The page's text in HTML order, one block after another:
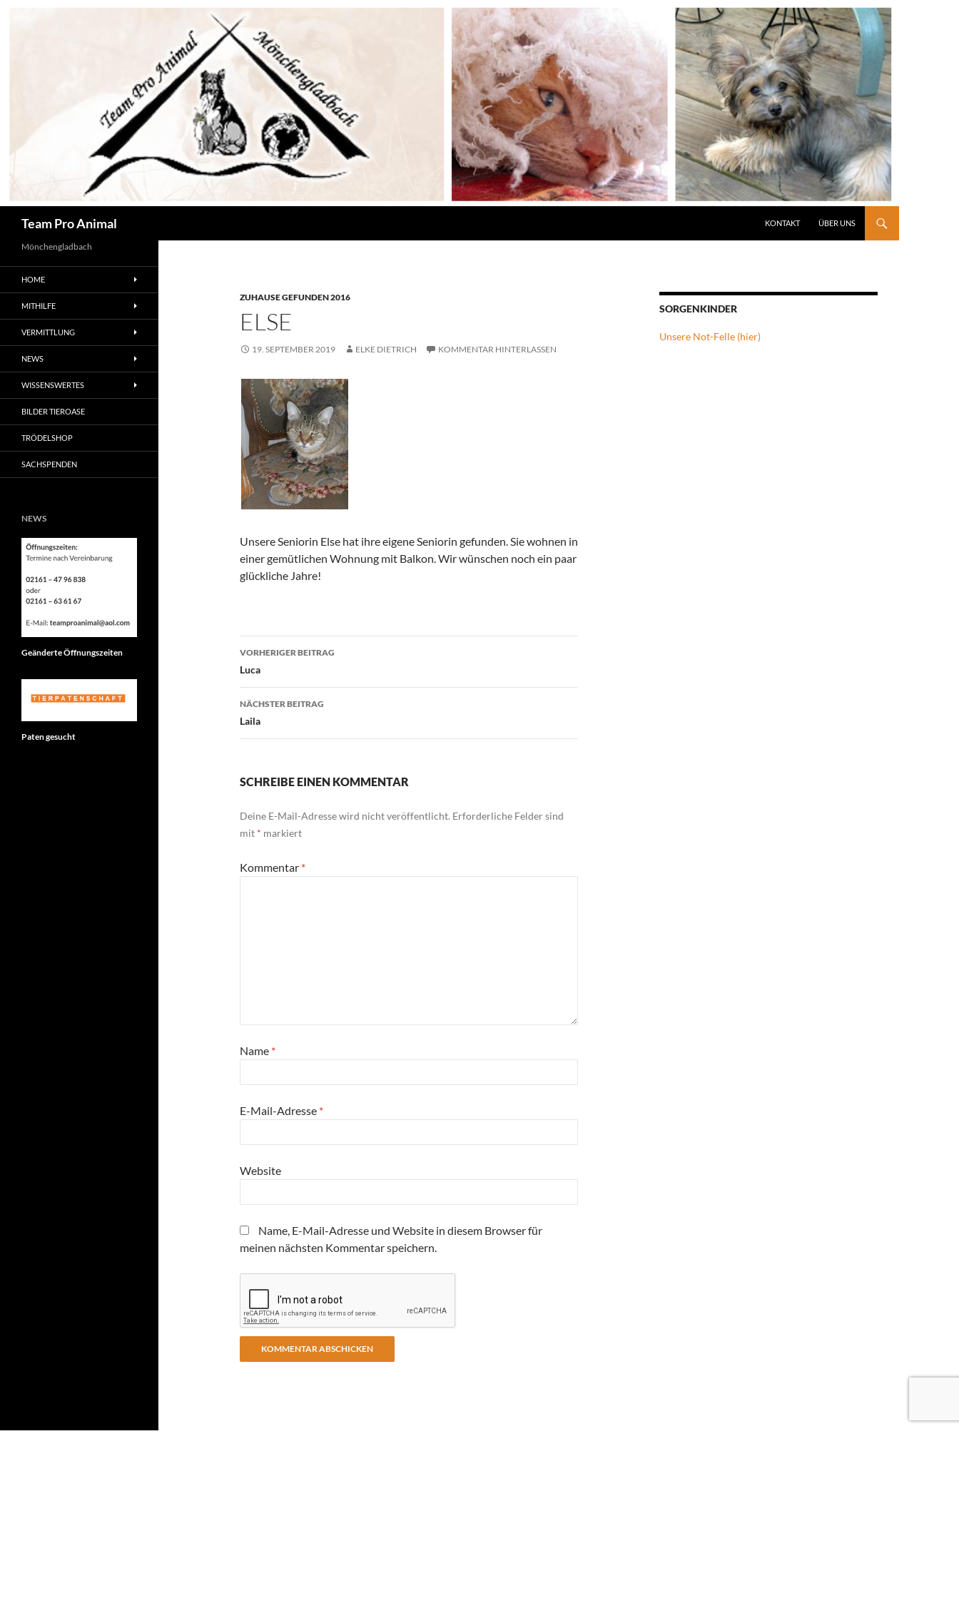
Team Pro Animal KONTAKT ÜBER UNS
ZUHAUSE GEFUNDEN 2016
ELSE
19. SEPTEMBER 2019 ELKE DIETRICH KOMMENTAR HINTERLASSEN
Unsere Seniorin Else hat ihre eigene Seniorin gefunden. Sie wohnen in
einer gemütlichen Wohnung mit Balkon. Wir wünschen noch ein paar
glückliche Jahre!
Beitragsnavigation
VORHERIGER BEITRAG
Luca
NÄCHSTER BEITRAG
Laila
SCHREIBE EINEN KOMMENTAR
Deine E-Mail-Adresse wird nicht veröffentlicht. Erforderliche Felder sind
mit * markiert
Kommentar *
Name *
E-Mail-Adresse *
Website
Name, E-Mail-Adresse und Website in diesem Browser für
meinen nächsten Kommentar speichern.
SORGENKINDER
Unsere Not-Felle (hier)
Mönchengladbach
HOME
MITHILFE
VERMITTLUNG
NEWS
WISSENSWERTES
BILDER TIEROASE
TRÖDELSHOP
SACHSPENDEN
NEWS
Geänderte Öffnungszeiten
Paten gesucht